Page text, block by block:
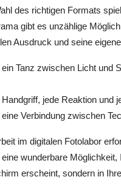
des richtigen Formats
gibt es unzählige
Ausdruck und seine
Tanz zwischen Licht und
jede Reaktion und
Verbindung zwischen
im digitalen Fotolabor
wunderbare
erscheint, sondern in